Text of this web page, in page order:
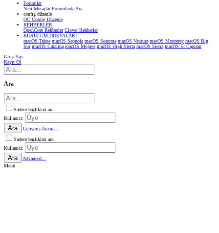
Forumlar
Yeni Mesajlar Forumlarda Ara
confıg düzenle
OC Config Düzenle
REHBERLER
OpenCore Rehberler Clover Rehberler
KURULUM DOSYALARI
macOS Tahoe macOS Sequoia macOS Sonoma macOS Ventura macOS Monterey macOS Big
Sur macOS Catalina macOS Mojave macOS High Sierra macOS Sierra macOS El Capitan
Giriş Yap
Kayıt Ol
Ara
Sadece başlıkları ara
Kullanıcı:
Ara
Gelişmiş Arama...
Sadece başlıkları ara
Kullanıcı:
Ara
Advanced...
Menü